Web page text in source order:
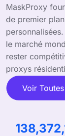
MaskProxy
de premier
le marché
rester
proxys
Voir